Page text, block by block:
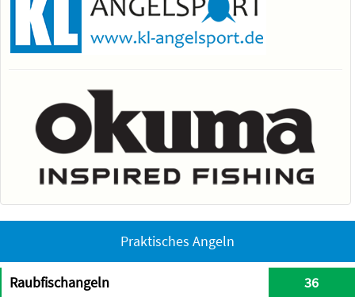
Praktisches Angeln
Raubfischangeln 36